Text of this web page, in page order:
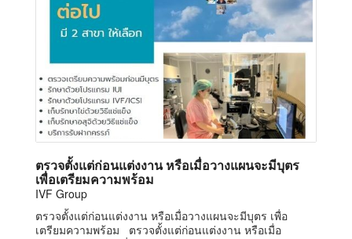
ตรวจตั้งแต่ก่อนแต่งงาน หรือเมื่อวางแผนจะมีบุตร
เพื่อเตรียมความพร้อม
IVF Group
ตรวจตั้งแต่ก่อนแต่งงาน หรือเมื่อวางแผนจะมีบุตร เพื่อ
เตรียมความพร้อม ตรวจตั้งแต่ก่อนแต่งงาน หรือเมื่อ